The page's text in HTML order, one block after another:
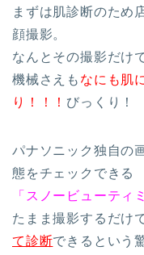
まずは肌診断のため
顔撮影。
なんとその撮影だけ
機械さえも なにも肌
り！！！ びっくり！
パナソニック独自の
態をチェックできる
「スノービューティ
たまま撮影するだけ
て診断できるという